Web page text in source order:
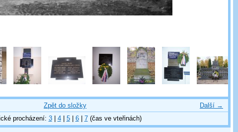
Další →
Zpět do složky
procházení: 3| 4| 5| 6| 7(čas ve vteřinách)